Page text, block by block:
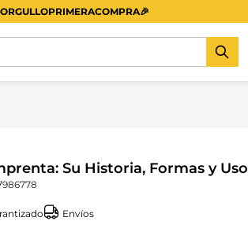
ORGULLOPRIMERACOMPRA🎉
Su Historia, Formas y Uso
Envíos